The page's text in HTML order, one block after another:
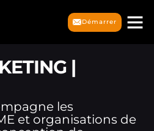
Démarrer
|
les
et organisations de